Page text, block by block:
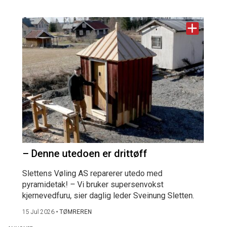
– Denne utedoen er drittøff
Slettens Vøling AS reparerer utedo med
pyramidetak! – Vi bruker supersenvokst
kjernevedfuru, sier daglig leder Sveinung Sletten.
15 Jul 2026 • TØMREREN